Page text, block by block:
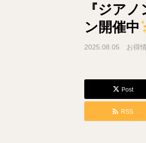
『ジア
ン開催中
2025.08.05 お得
Post
RSS